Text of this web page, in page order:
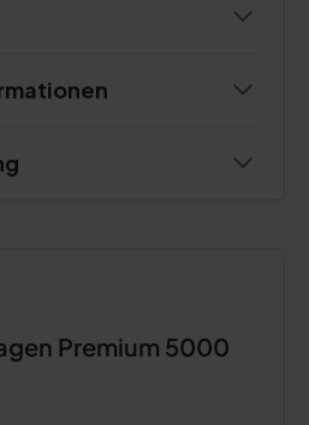
Premium 5000